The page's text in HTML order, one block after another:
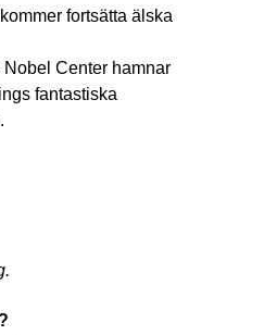
fortsätta älska
Center hamnar
fantastiska